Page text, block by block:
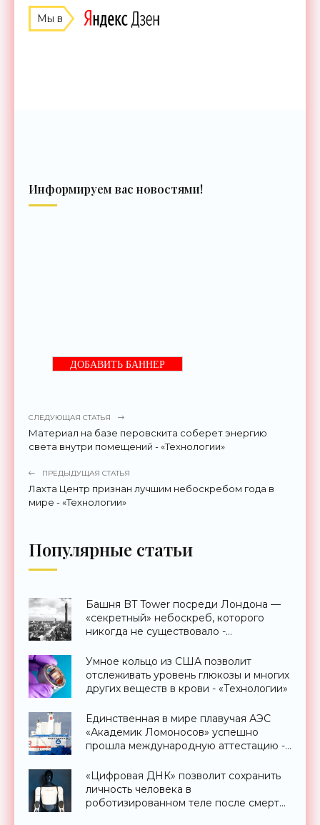
Мы в
Информируем вас новостями!
ДОБАВИТЬ БАННЕР
СЛЕДУЮЩАЯ СТАТЬЯ
Материал на базе перовскита соберет энергию
света внутри помещений - «Технологии»
ПРЕДЫДУЩАЯ СТАТЬЯ
Лахта Центр признан лучшим небоскребом года в
мире - «Технологии»
Популярные статьи
Башня BT Tower посреди Лондона —
«секретный» небоскреб, которого
никогда не существовало -
Умное кольцо из США позволит
отслеживать уровень глюкозы и многих
других веществ в крови - «Технологии»
Единственная в мире плавучая АЭС
«Академик Ломоносов» успешно
прошла международную аттестацию -
«Цифровая ДНК» позволит сохранить
личность человека в
роботизированном теле после смерти